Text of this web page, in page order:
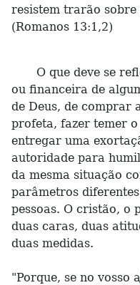
resistem trarão sobre
(Romanos 13:1,2)
O que deve se
ou financeira de
de Deus, de comprar
profeta, fazer temer o
entregar uma
autoridade para
da mesma situação
parâmetros
pessoas. O cristão, o
duas caras, duas
duas medidas.
"Porque, se no vosso